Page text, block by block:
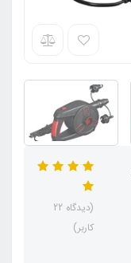
(دیدگاه 22
کاربر)